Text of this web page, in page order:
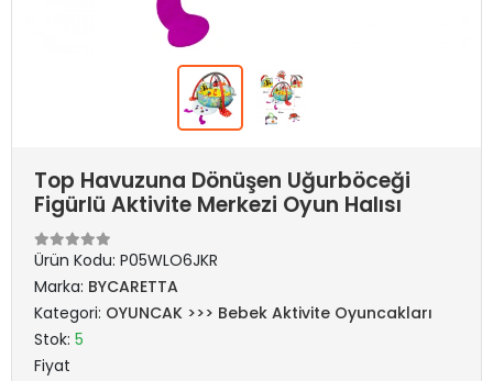
Top Havuzuna Dönüşen Uğurböceği
Figürlü Aktivite Merkezi Oyun Halısı
Ürün Kodu: P05WLO6JKR
Marka: BYCARETTA
Kategori: OYUNCAK >>> Bebek Aktivite Oyuncakları
Stok: 5
Fiyat